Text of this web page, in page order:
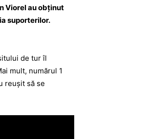
Viorel au obţinut
suporterilor.
de tur îl
mult, numărul 1
reuşit să se